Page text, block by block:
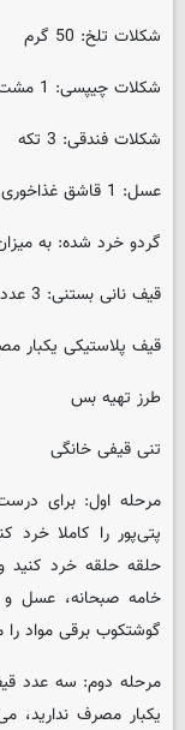
شکلات تلخ: 50 گرم
شکلات چیپسی: 1 مشت
شکلات فندقی: 3 تکه
عسل: 1 قاشق غذاخوری
گردو خرد شده: به
قیف نانی بستنی: 3 عدد
قیف پلاستیکی یکبار مصرف:
طرز تهیه بس
تنی قیفی خانگی
مرحله اول: برای
پتی‌پور را کاملا
حلقه حلقه خرد کنید
خامه صبحانه، عسل
گوشتکوب برقی مواد
مرحله دوم: سه عدد
یکبار مصرف ندارید،